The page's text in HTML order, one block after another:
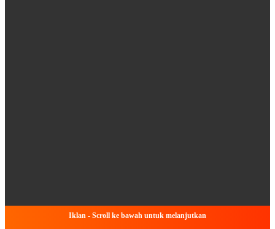
Iklan - Scroll ke bawah untuk melanjutkan